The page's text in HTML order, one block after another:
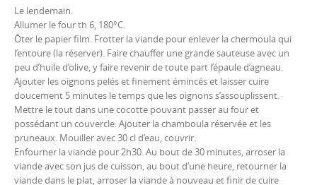
Le lendemain.
Allumer le four th 6, 180°C.
Ôter le papier film. Frotter la viande pour enlever la chermoula qui
l’entoure (la réserver). Faire chauffer une grande sauteuse avec un
peu d’huile d’olive, y faire revenir de toute part l’épaule d’agneau.
Ajouter les oignons pelés et finement émincés et laisser cuire
doucement 5 minutes le temps que les oignons s’assouplissent.
Mettre le tout dans une cocotte pouvant passer au four et
possédant un couvercle. Ajouter la chamboula réservée et les
pruneaux. Mouiller avec 30 cl d’eau, couvrir.
Enfourner la viande pour 2h30. Au bout de 30 minutes, arroser la
viande avec son jus de cuisson, au bout d’une heure, retourner la
viande dans le plat, arroser la viande à nouveau et finir de cuire